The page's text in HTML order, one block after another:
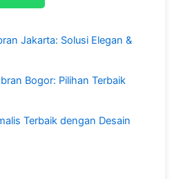
Jakarta: Solusi Elegan &
Bogor: Pilihan Terbaik
Terbaik dengan Desain